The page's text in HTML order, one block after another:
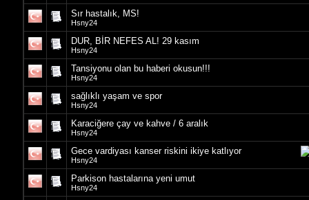
Sır hastalık, MS!
Hsny24
DUR, BİR NEFES AL! 29 kasım
Hsny24
Tansiyonu olan bu haberi okusun!!!
Hsny24
sağlıklı yaşam ve spor
Hsny24
Karaciğere çay ve kahve / 6 aralık
Hsny24
Gece vardiyası kanser riskini ikiye katlıyor
Hsny24
Parkison hastalarına yeni umut
Hsny24